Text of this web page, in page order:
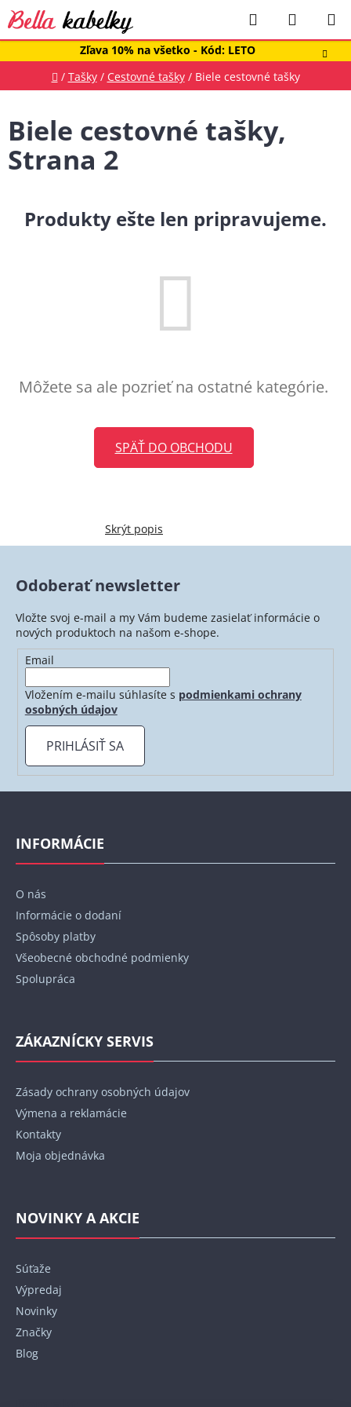
Prejsť
na
obsah
Zľava 10% na všetko - Kód: LETO
Hľadať
KOŠÍK
Domov
/ Tašky / Cestovné tašky / Biele cestovné tašky
Biele cestovné tašky,
Strana 2
Produkty ešte len pripravujeme.
Môžete sa ale pozrieť na ostatné kategórie.
SPÄŤ DO OBCHODU
Skrýt popis
Odoberať newsletter
Vložte svoj e-mail a my Vám budeme zasielať informácie o
nových produktoch na našom e-shope.
Email
Vložením e-mailu súhlasíte s podmienkami ochrany
osobných údajov
PRIHLÁSIŤ SA
Z
INFORMÁCIE
O nás
Informácie o dodaní
Spôsoby platby
Všeobecné obchodné podmienky
Spolupráca
ZÁKAZNÍCKY SERVIS
Zásady ochrany osobných údajov
Výmena a reklamácie
Kontakty
Moja objednávka
NOVINKY A AKCIE
Súťaže
Výpredaj
Novinky
Značky
Blog